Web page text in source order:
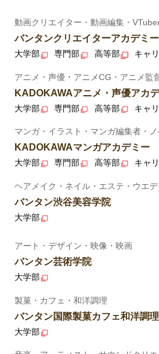
動画クリエイター・動画編集・
バンタンクリエイターアカデミー
大学部 専門部 高等部 キャ
アニメ・声優・アニメCG・アニメ監
KADOKAWAアニメ・声優アカ
大学部 専門部 高等部 キャ
マンガ・イラスト・マンガ編集者・
KADOKAWAマンガアカデミー
大学部 専門部 高等部 キャ
ヘアメイク・ネイル・エステ・ウエ
バンタン渋谷美容学院
大学部
アート・デザイン・映像・映画
バンタン芸術学院
大学部
製菓・カフェ・和洋調理
バンタン国際製菓カフェ和洋調
大学部